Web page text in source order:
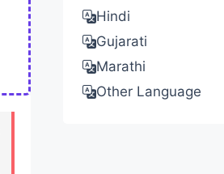
Hindi
Gujarati
Marathi
Other Language